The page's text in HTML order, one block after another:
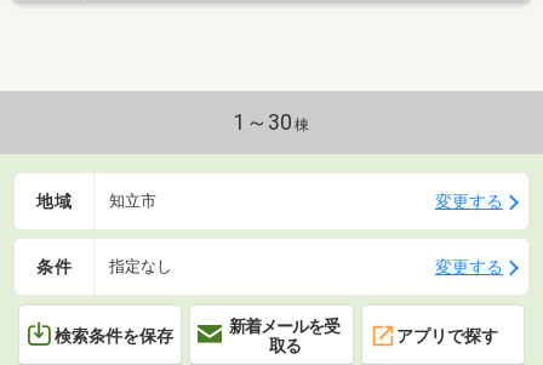
1～30 棟
地域 知立市 変更する
条件 指定なし 変更する
検索条件を保存
新着メールを受
取る
アプリで探す